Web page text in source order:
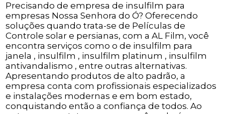
Precisando de empresa de insulfilm para
empresas Nossa Senhora do Ó? Oferecendo
soluções quando trata-se de Películas de
Controle solar e persianas, com a AL Film, você
encontra serviços como o de insulfilm para
janela , insulfilm , insulfilm platinum , insulfilm
antivandalismo , entre outras alternativas.
Apresentando produtos de alto padrão, a
empresa conta com profissionais especializados
e instalações modernas e em bom estado,
conquistando então a confiança de todos. Ao